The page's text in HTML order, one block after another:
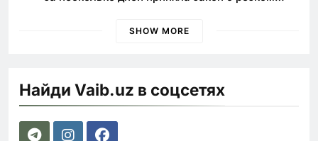
SHOW MORE
Найди Vaib.uz в соцсетях